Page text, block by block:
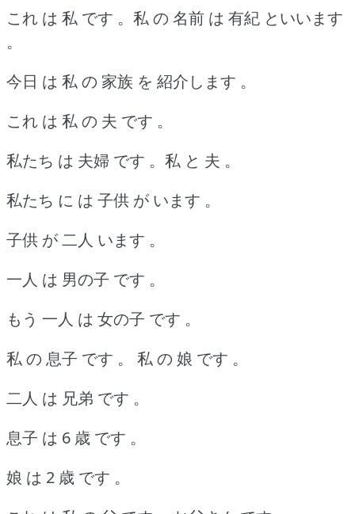
これ は 私 です 。私 の 名前 は 有紀 といいます
。
今日 は 私 の 家族 を 紹介します 。
これ は 私 の 夫 です 。
私たち は 夫婦 です 。私 と 夫 。
私たち に は 子供 が います 。
子供 が 二人 います 。
一人 は 男の子 です 。
もう 一人 は 女の子 です 。
私 の 息子 です 。
私 の 娘 です 。
二人 は 兄弟 です 。
息子 は 6 歳 です 。
娘 は 2 歳 です 。